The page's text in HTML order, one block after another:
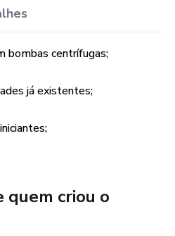
bombas centrífugas;
já existentes;
quem criou o